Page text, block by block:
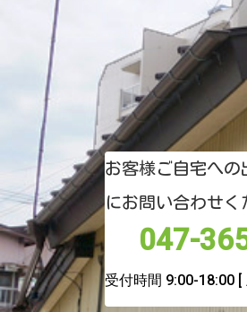
お客様ご自宅へ
にお問い合わせく
047-
受付時間 9:00-18:00 [